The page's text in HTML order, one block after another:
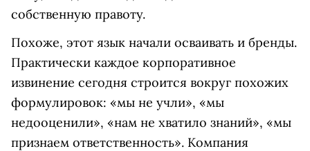
собственную правоту.
Похоже, этот язык начали осваивать и бренды.
Практически каждое корпоративное
извинение сегодня строится вокруг похожих
формулировок: «мы не учли», «мы
недооценили», «нам не хватило знаний», «мы
признаем ответственность». Компания